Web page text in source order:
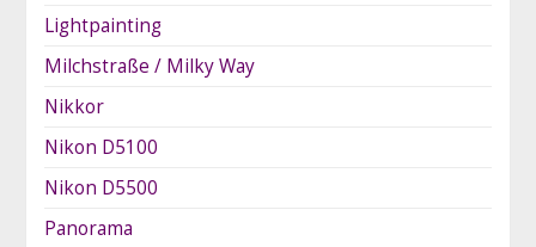
Lightpainting
Milchstraße / Milky Way
Nikkor
Nikon D5100
Nikon D5500
Panorama